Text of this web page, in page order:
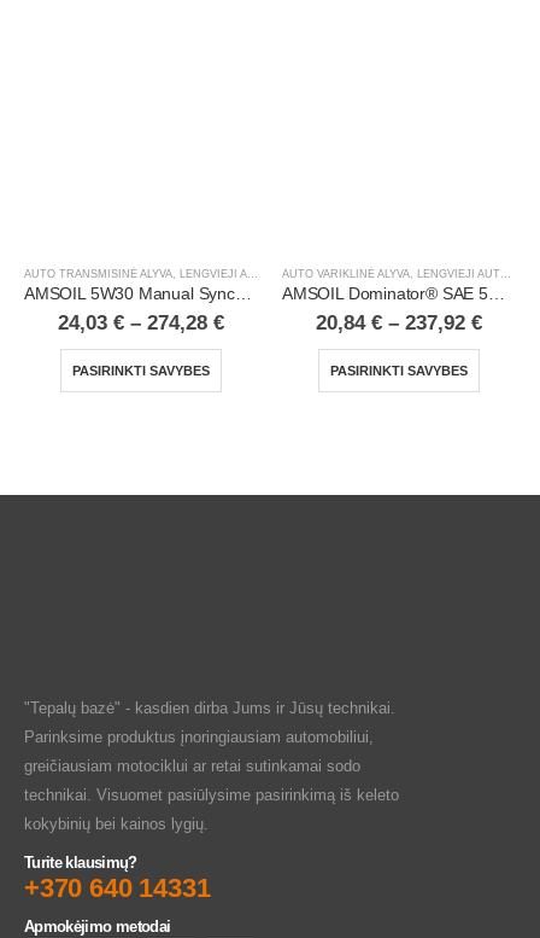
AUTO TRANSMISINĖ ALYVA, LENGVIEJI AUTOMOBILIAI
AMSOIL 5W30 Manual Synchromesh Transmission Fluid
24,03 € – 274,28 €
PASIRINKTI SAVYBES
AUTO VARIKLINĖ ALYVA, LENGVIEJI AUTOMOBILIAI
AMSOIL Dominator® SAE 5W20 Synthetic Racing Oil
20,84 € – 237,92 €
PASIRINKTI SAVYBES
"Tepalų bazė" - kasdien dirba Jums ir Jūsų technikai.
Parinksime produktus įnoringiausiam automobiliui,
greičiausiam motociklui ar retai sutinkamai sodo
technikai. Visuomet pasiūlysime pasirinkimą iš keleto
kokybinių bei kainos lygių.
Turite klausimų?
+370 640 14331
Apmokėjimo metodai